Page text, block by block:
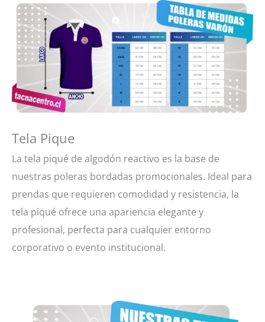
Tela Pique
La tela piqué de algodón reactivo es la base de
nuestras poleras bordadas promocionales. Ideal para
prendas que requieren comodidad y resistencia, la
tela piqué ofrece una apariencia elegante y
profesional, perfecta para cualquier entorno
corporativo o evento institucional.